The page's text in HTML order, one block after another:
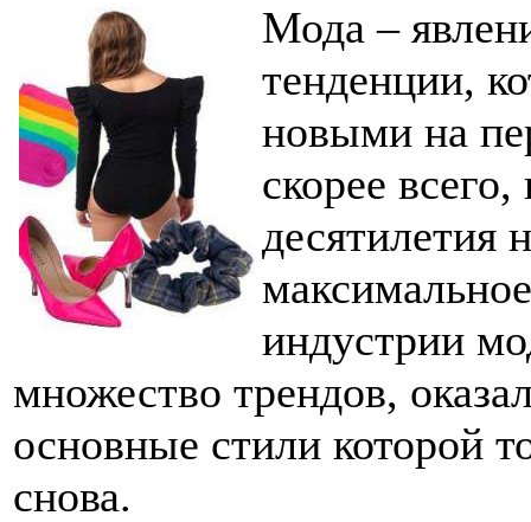
Мода –
тенденции,
новыми на
скорее
десятилетия
индустрии
множество трендов,
основные стили которой
снова.